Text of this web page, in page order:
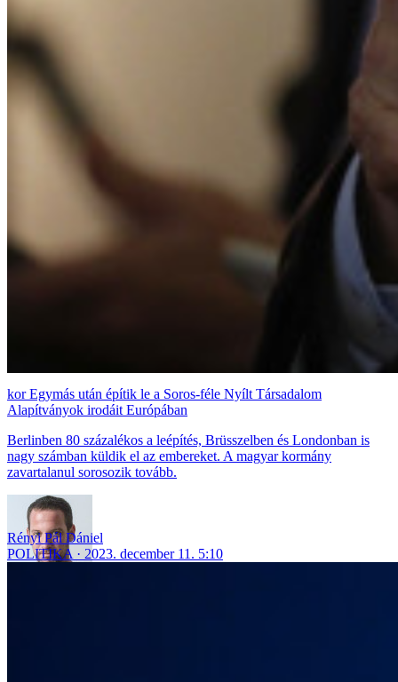
Egymás után építik le a Soros-féle Nyílt Társadalom
Alapítványok irodáit Európában
Berlinben 80 százalékos a leépítés, Brüsszelben és Londonban is
nagy számban küldik el az embereket. A magyar kormány
zavartalanul sorosozik tovább.
Rényi Pál Dániel
POLITIKA
2023. december 11. 5:10